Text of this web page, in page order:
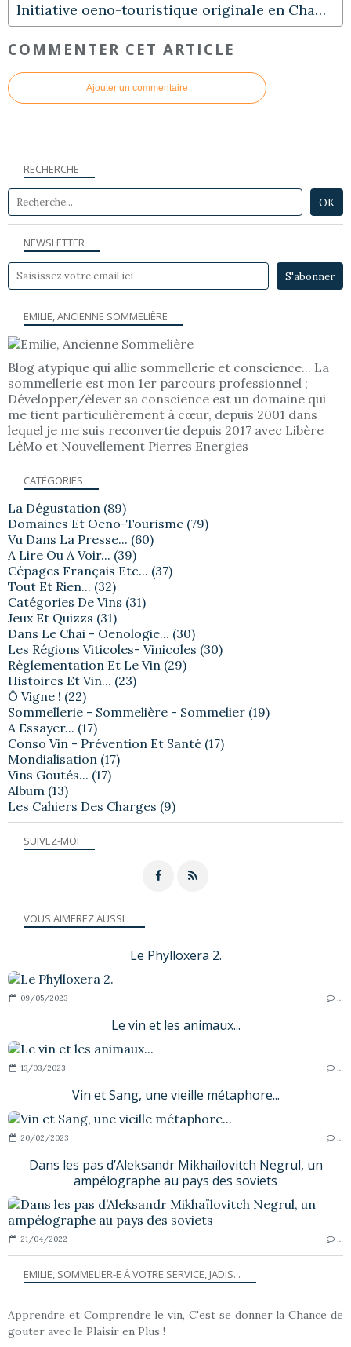
Initiative oeno-touristique originale en Champagne…
COMMENTER CET ARTICLE
Ajouter un commentaire
NEWSLETTER
SUIVEZ-MOI
RECHERCHE
EMILIE, ANCIENNE SOMMELIÈRE
Blog atypique qui allie sommellerie et conscience... La
sommellerie est mon 1er parcours professionnel ;
Développer/élever sa conscience est un domaine qui
me tient particulièrement à cœur, depuis 2001 dans
lequel je me suis reconvertie depuis 2017 avec Libère
LèMo et Nouvellement Pierres Energies
VOUS AIMEREZ AUSSI :
Le Phylloxera 2.
09/05/2023
Le vin et les animaux...
13/03/2023
Vin et Sang, une vieille métaphore...
20/02/2023
Dans les pas d’Aleksandr Mikhaïlovitch Negrul, un
ampélographe au pays des soviets
21/04/2022
CATÉGORIES
La Dégustation (89)
Domaines Et Oeno-Tourisme (79)
Vu Dans La Presse... (60)
A Lire Ou A Voir... (39)
Cépages Français Etc... (37)
Tout Et Rien... (32)
Catégories De Vins (31)
Jeux Et Quizzs (31)
Dans Le Chai - Oenologie... (30)
Les Régions Viticoles- Vinicoles (30)
Règlementation Et Le Vin (29)
Histoires Et Vin... (23)
Ô Vigne ! (22)
Sommellerie - Sommelière - Sommelier (19)
A Essayer... (17)
Conso Vin - Prévention Et Santé (17)
Mondialisation (17)
Vins Goutés... (17)
Album (13)
Les Cahiers Des Charges (9)
EMILIE, SOMMELIER-E À VOTRE SERVICE, JADIS...
Apprendre et Comprendre le vin, C'est se donner la Chance de
gouter avec le Plaisir en Plus !